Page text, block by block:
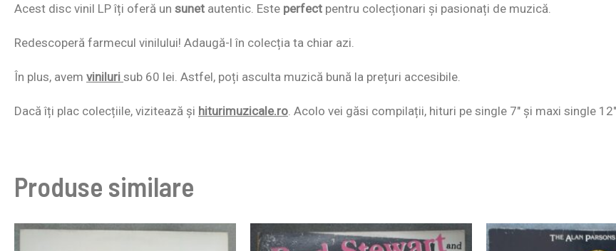
Acest disc vinil LP îți oferă un sunet autentic. Este perfect pentru colecționari și pasionați de muzică.
Redescoperă farmecul vinilului! Adaugă-l în colecția ta chiar azi.
În plus, avem viniluri sub 60 lei. Astfel, poți asculta muzică bună la prețuri accesibile.
Dacă îți plac colecțiile, vizitează și hiturimuzicale.ro. Acolo vei găsi compilații, hituri pe single 7″ și maxi single
Produse similare